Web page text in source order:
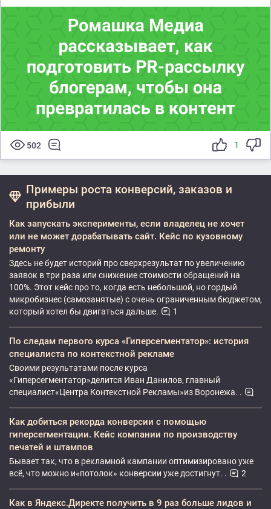
502 1
Примеры роста конверсий, заказов и
прибыли
Как запускать эксперименты, если владелец не хочет
или не может дорабатывать сайт. Кейс по кузовному
ремонту
Здесь не будет историй про сверхрезультат по увеличению
заявок в три раза или снижение стоимости обращений на
100%. Этот кейс про то, когда есть небольшой, но гордый
микробизнес (самозанятые) с очень ограниченным бюджетом,
который хотел бы двигаться дальше.
1
По следам первого курса «Гиперсегментатор»: история
специалиста по контекстной рекламе
Своими результатами после курса
«Гиперсегментатор»делится Иван Данилов, главный
специалист«Центра Контекстной Рекламы»из Воронежа. .
Как добиться рекорда конверсии с помощью
гиперсегментации. Кейс компании по производству
печатей и штампов
Бывает так, что в рекламной кампании оптимизировано уже
всё, что можно и«потолок» конверсии уже достигнут. .
2
Как в Яндекс.Директе получить в 9 раз больше лидов и